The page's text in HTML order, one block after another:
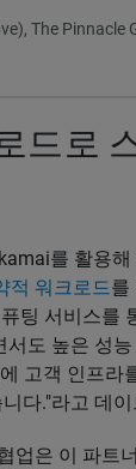
The Pinnacle
드로
를 활용
적 워크로드를
팅 서비스를
도 높은 성
고객 인프라
다."라고 데
업은 이 파트